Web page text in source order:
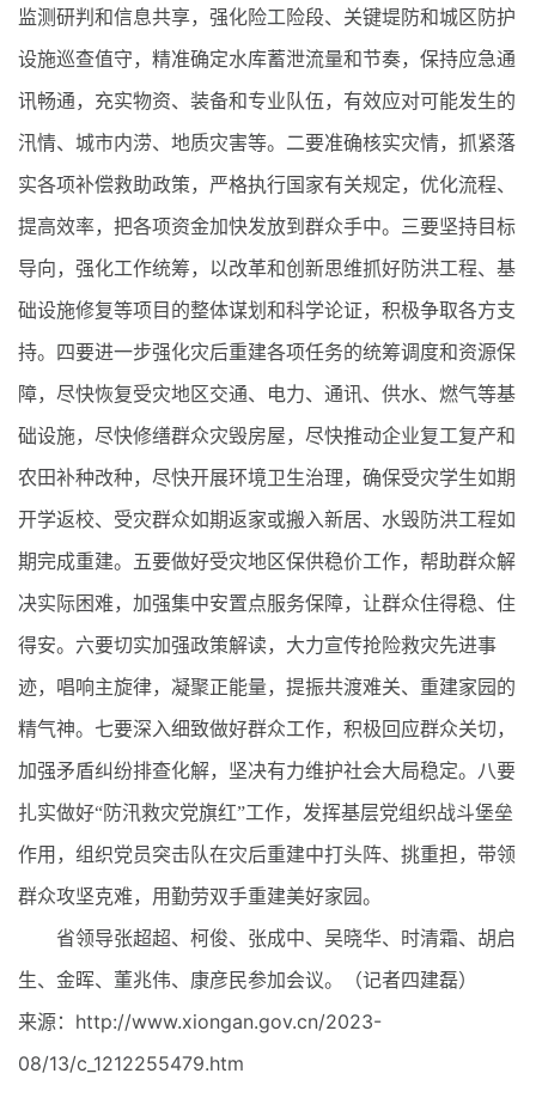
监测研判和信息共享，强化险工险段、关键堤防和城区防护
设施巡查值守，精准确定水库蓄泄流量和节奏，保持应急通
讯畅通，充实物资、装备和专业队伍，有效应对可能发生的
汛情、城市内涝、地质灾害等。二要准确核实灾情，抓紧落
实各项补偿救助政策，严格执行国家有关规定，优化流程、
提高效率，把各项资金加快发放到群众手中。三要坚持目标
导向，强化工作统筹，以改革和创新思维抓好防洪工程、基
础设施修复等项目的整体谋划和科学论证，积极争取各方支
持。四要进一步强化灾后重建各项任务的统筹调度和资源保
障，尽快恢复受灾地区交通、电力、通讯、供水、燃气等基
础设施，尽快修缮群众灾毁房屋，尽快推动企业复工复产和
农田补种改种，尽快开展环境卫生治理，确保受灾学生如期
开学返校、受灾群众如期返家或搬入新居、水毁防洪工程如
期完成重建。五要做好受灾地区保供稳价工作，帮助群众解
决实际困难，加强集中安置点服务保障，让群众住得稳、住
得安。六要切实加强政策解读，大力宣传抢险救灾先进事
迹，唱响主旋律，凝聚正能量，提振共渡难关、重建家园的
精气神。七要深入细致做好群众工作，积极回应群众关切，
加强矛盾纠纷排查化解，坚决有力维护社会大局稳定。八要
扎实做好“防汛救灾党旗红”工作，发挥基层党组织战斗堡垒
作用，组织党员突击队在灾后重建中打头阵、挑重担，带领
群众攻坚克难，用勤劳双手重建美好家园。
省领导张超超、柯俊、张成中、吴晓华、时清霜、胡启
生、金晖、董兆伟、康彦民参加会议。（记者四建磊）
来源：http://www.xiongan.gov.cn/2023-
08/13/c_1212255479.htm